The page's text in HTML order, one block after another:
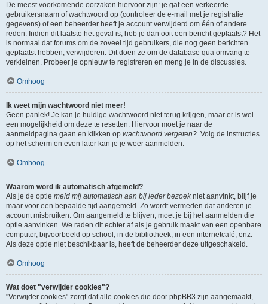
De meest voorkomende oorzaken hiervoor zijn: je gaf een verkeerde
gebruikersnaam of wachtwoord op (controleer de e-mail met je registratie
gegevens) of een beheerder heeft je account verwijderd om één of andere
reden. Indien dit laatste het geval is, heb je dan ooit een bericht geplaatst? Het
is normaal dat forums om de zoveel tijd gebruikers, die nog geen berichten
geplaatst hebben, verwijderen. Dit doen ze om de database qua omvang te
verkleinen. Probeer je opnieuw te registreren en meng je in de discussies.
Omhoog
Ik weet mijn wachtwoord niet meer!
Geen paniek! Je kan je huidige wachtwoord niet terug krijgen, maar er is wel
een mogelijkheid om deze te resetten. Hiervoor moet je naar de
aanmeldpagina gaan en klikken op wachtwoord vergeten?. Volg de instructies
op het scherm en even later kan je je weer aanmelden.
Omhoog
Waarom word ik automatisch afgemeld?
Als je de optie meld mij automatisch aan bij ieder bezoekniet aanvinkt, blijf je
maar voor een bepaalde tijd aangemeld. Zo wordt vermeden dat anderen je
account misbruiken. Om aangemeld te blijven, moet je bij het aanmelden die
optie aanvinken. We raden dit echter af als je gebruik maakt van een openbare
computer, bijvoorbeeld op school, in de bibliotheek, in een internetcafé, enz.
Als deze optie niet beschikbaar is, heeft de beheerder deze uitgeschakeld.
Omhoog
Wat doet "verwijder cookies"?
"Verwijder cookies" zorgt dat alle cookies die door phpBB3 zijn aangemaakt,